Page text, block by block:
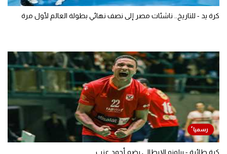
كرة يد - للتاريخ.. ناشئات مصر إلى نصف نهائي بطولة العالم لأول مرة
كرة طائرة - بيلونو الإيطالي يضم أحمد عزب